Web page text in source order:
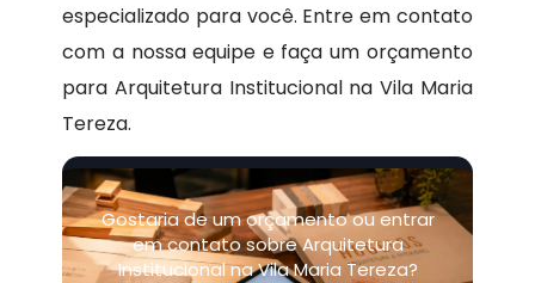
especializado para você. Entre em contato
com a nossa equipe e faça um orçamento
para Arquitetura Institucional na Vila Maria
Tereza.
Gostaria de um orçamento ou entrar
em contato sobre Arquitetura
Institucional na Vila Maria Tereza?